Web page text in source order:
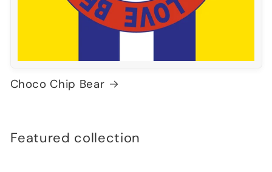
Choco Chip Bear
Featured collection